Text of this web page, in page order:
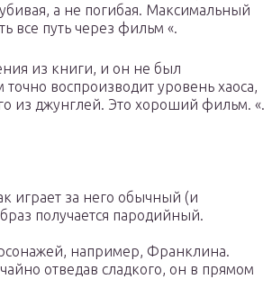
а не погибая. Максимальный
все путь через фильм «.
из книги, и он не был
воспроизводит уровень хаоса,
из джунглей. Это хороший фильм. «.
играет за него обычный (и
получается пародийный.
например, Франклина.
отведав сладкого, он в прямом